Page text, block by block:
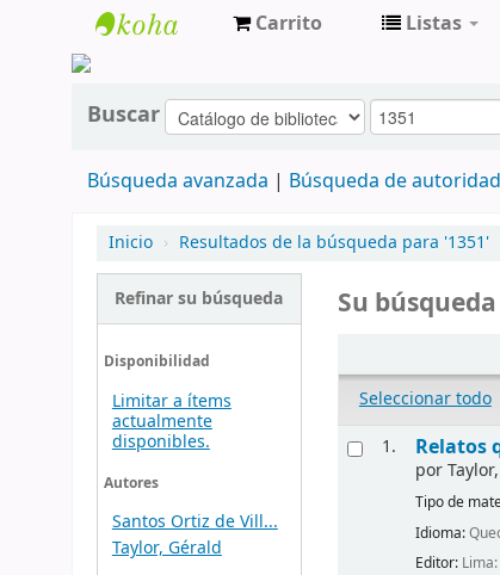
Carrito Listas
Buscar
Búsqueda avanzada Búsqueda de autoridad
Inicio › Resultados de la búsqueda para '1351'
Refinar su búsqueda
Disponibilidad
Limitar a ítems
actualmente
disponibles.
Autores
Santos Ortiz de Vill...
Taylor, Gérald
Su
Seleccionar todo
1. Relatos
por
Tipo de
Idioma:
Editor: